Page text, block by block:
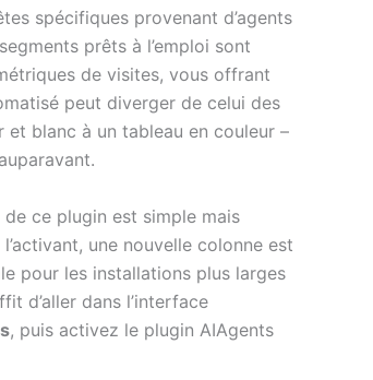
spécifiques provenant d’agents
prêts à l’emploi sont
de visites, vous offrant
peut diverger de celui des
et blanc à un tableau en couleur –
ce plugin est simple mais
une nouvelle colonne est
pour les installations plus larges
d’aller dans l’interface
, puis activez le plugin AIAgents